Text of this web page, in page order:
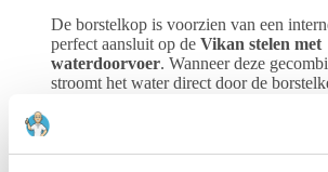
De borstelkop is voorzien van een
perfect aansluit op de Vikan stelen met
waterdoorvoer. Wanneer deze
stroomt het water direct door de
vuil tijdens het schrobben, wat
voedingsmiddelenindustrie.